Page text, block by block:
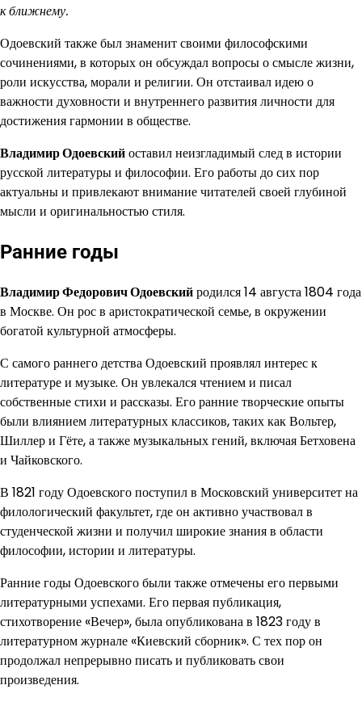
к ближнему.
Одоевский также был знаменит своими философскими
сочинениями, в которых он обсуждал вопросы о смысле жизни,
роли искусства, морали и религии. Он отстаивал идею о
важности духовности и внутреннего развития личности для
достижения гармонии в обществе.
Владимир Одоевскийоставил неизгладимый след в истории
русской литературы и философии. Его работы до сих пор
актуальны и привлекают внимание читателей своей глубиной
мысли и оригинальностью стиля.
Ранние годы
Владимир Федорович Одоевскийродился 14 августа 1804 года
в Москве. Он рос в аристократической семье, в окружении
богатой культурной атмосферы.
С самого раннего детства Одоевский проявлял интерес к
литературе и музыке. Он увлекался чтением и писал
собственные стихи и рассказы. Его ранние творческие опыты
были влиянием литературных классиков, таких как Вольтер,
Шиллер и Гёте, а также музыкальных гений, включая Бетховена
и Чайковского.
В 1821 году Одоевского поступил в Московский университет на
филологический факультет, где он активно участвовал в
студенческой жизни и получил широкие знания в области
философии, истории и литературы.
Ранние годы Одоевского были также отмечены его первыми
литературными успехами. Его первая публикация,
стихотворение «Вечер», была опубликована в 1823 году в
литературном журнале «Киевский сборник». С тех пор он
продолжал непрерывно писать и публиковать свои
произведения.